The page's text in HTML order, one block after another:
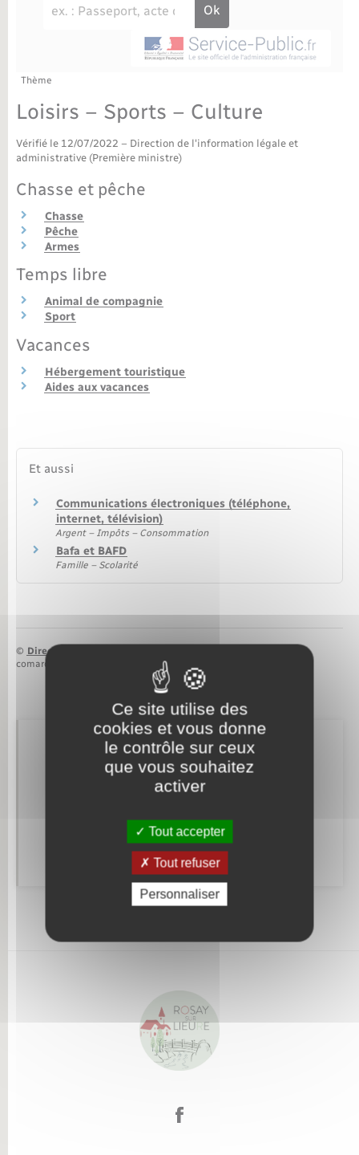
Recensement militaire
Concessions funéraires
Info jeunes
Saison culturelle
Bibliothèques
Sport
Tourisme
Nouvel habitant
Numérique
Organisation d’événement
Sécurité - Prévention
Transports
Bornes de recharge électrique
Voirie et espace public
Travaux - Autorisation d’occupation de l’espace
Agenda
La Communauté de communes
Plan interactif
Thème
Loisirs – Sports – Culture
Vérifié le 12/07/2022 – Direction de l'information légale et
administrative (Première ministre)
Chasse et pêche
Chasse
Pêche
Armes
Temps libre
Animal de compagnie
Sport
Vacances
Hébergement touristique
Aides aux vacances
Et aussi
Communications électroniques (téléphone,
internet, télévision)
Argent – Impôts – Consommation
Bafa et BAFD
Famille – Scolarité
© Direction de l’information légale et administrative
comarquage developpé par
baseo.io
Retrouvez aussi
Numéros utiles
Ce site utilise des
cookies et vous donne
le contrôle sur ceux
que vous souhaitez
activer
Tout accepter
Tout refuser
Personnaliser